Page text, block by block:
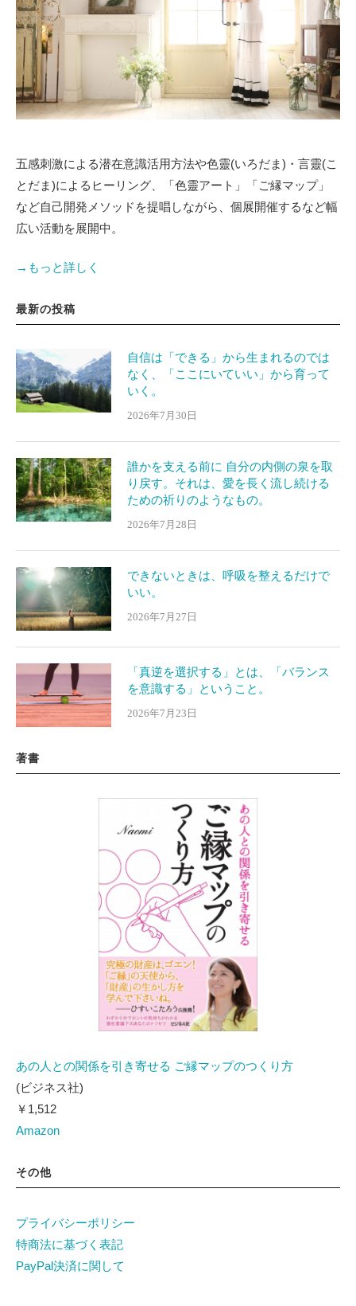
五感刺激による潜在意識活用方法や色靈(いろだま)・言靈(こ
とだま)によるヒーリング、「色靈アート」「ご縁マップ」
など自己開発メソッドを提唱しながら、個展開催するなど幅
広い活動を展開中。
→もっと詳しく
最新の投稿
自信は「できる」から生まれるのでは
なく、「ここにいていい」から育って
いく。
2026年7月30日
誰かを支える前に 自分の内側の泉を取
り戻す。それは、愛を長く流し続ける
ための祈りのようなもの。
2026年7月28日
できないときは、呼吸を整えるだけで
いい。
2026年7月27日
「真逆を選択する」とは、「バランス
を意識する」ということ。
2026年7月23日
著書
あの人との関係を引き寄せる ご縁マップのつくり方
(ビジネス社)
￥1,512
Amazon
その他
プライバシーポリシー
特商法に基づく表記
PayPal決済に関して